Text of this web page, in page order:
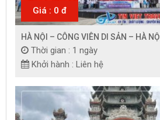
Giá : 0 đ
HÀ NỘI – CÔNG VIÊN DI SẢN – HÀ NỘI
Thời gian : 1 ngày
Khởi hành : Liên hệ